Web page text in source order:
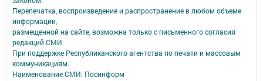
Перепечатка, воспроизведение и распространение в любом объеме
информации,
размещенной на сайте, возможна только с письменного согласия
редакций СМИ.
При поддержке Республиканского агентства по печати и массовым
коммуникациям.
Наименование СМИ: Посинформ